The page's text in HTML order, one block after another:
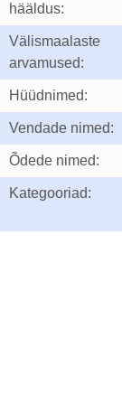
hääldus:
Välismaalaste
arvamused:
Hüüdnimed:
Vendade nimed:
Õdede nimed:
Kategooriad: